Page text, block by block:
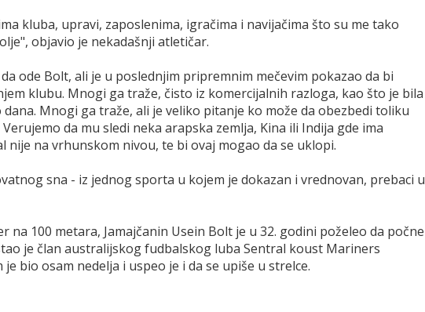
kluba, upravi, zaposlenima, igračima i navijačima što su me tako
objavio je nekadašnji atletičar.
ode Bolt, ali je u poslednjim pripremnim mečevim pokazao da bi
klubu. Mnogi ga traže, čisto iz komercijalnih razloga, kao što je bila
Mnogi ga traže, ali je veliko pitanje ko može da obezbedi toliku
da mu sledi neka arapska zemlja, Kina ili Indija gde ima
nije na vrhunskom nivou, te bi ovaj mogao da se uklopi.
sna - iz jednog sporta u kojem je dokazan i vrednovan, prebaci u
na 100 metara, Jamajčanin Usein Bolt je u 32. godini poželeo da počne
je član australijskog fudbalskog luba Sentral koust Mariners
bio osam nedelja i uspeo je i da se upiše u strelce.